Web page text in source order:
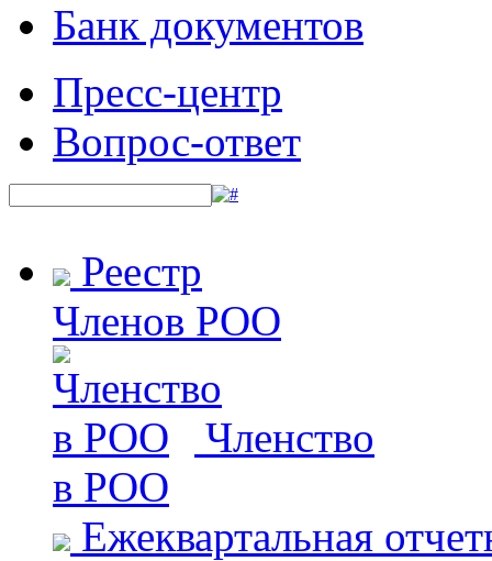
Банк документов
Пресс-центр
Вопрос-ответ
Реестр
Членов РОО
Членство
в РОО
Ежеквартальная